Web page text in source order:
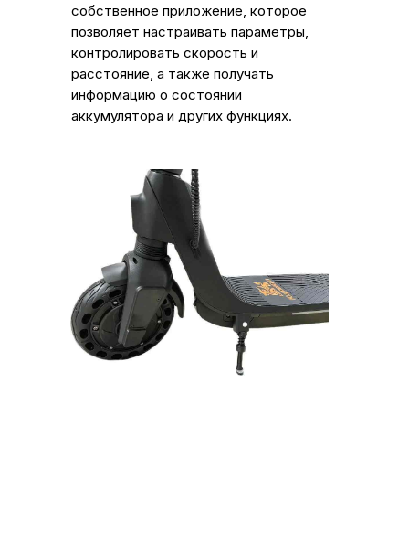
собственное приложение, которое
позволяет настраивать параметры,
контролировать скорость и
расстояние, а также получать
информацию о состоянии
аккумулятора и других функциях.